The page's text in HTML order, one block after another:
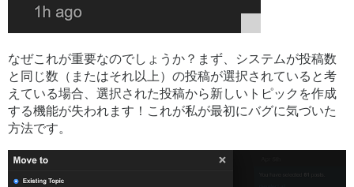
なぜこれが重要なのでしょうか？まず、システムが投稿数
と同じ数（またはそれ以上）の投稿が選択されていると考
えている場合、選択された投稿から新しいトピックを作成
する機能が失われます！これが私が最初にバグに気づいた
方法です。